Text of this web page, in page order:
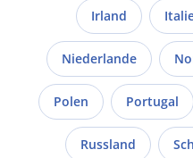
Irland
Niederlande
Polen Portugal
Russland